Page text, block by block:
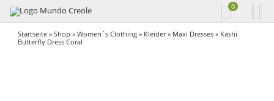
0
Startseite »Shop »Women´s Clothing » Kleider» Maxi Dresses » Kashi
Butterfly Dress Coral